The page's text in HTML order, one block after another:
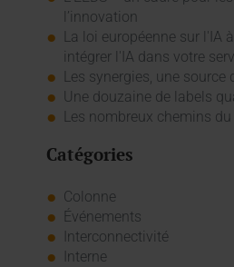
l’innovation
La loi européenne sur l'IA
intégrer l'IA dans votre
Les synergies, une source
Une douzaine de labels
Les nombreux chemins du
Catégories
Colonne
Événements
Interconnectivité
Interne